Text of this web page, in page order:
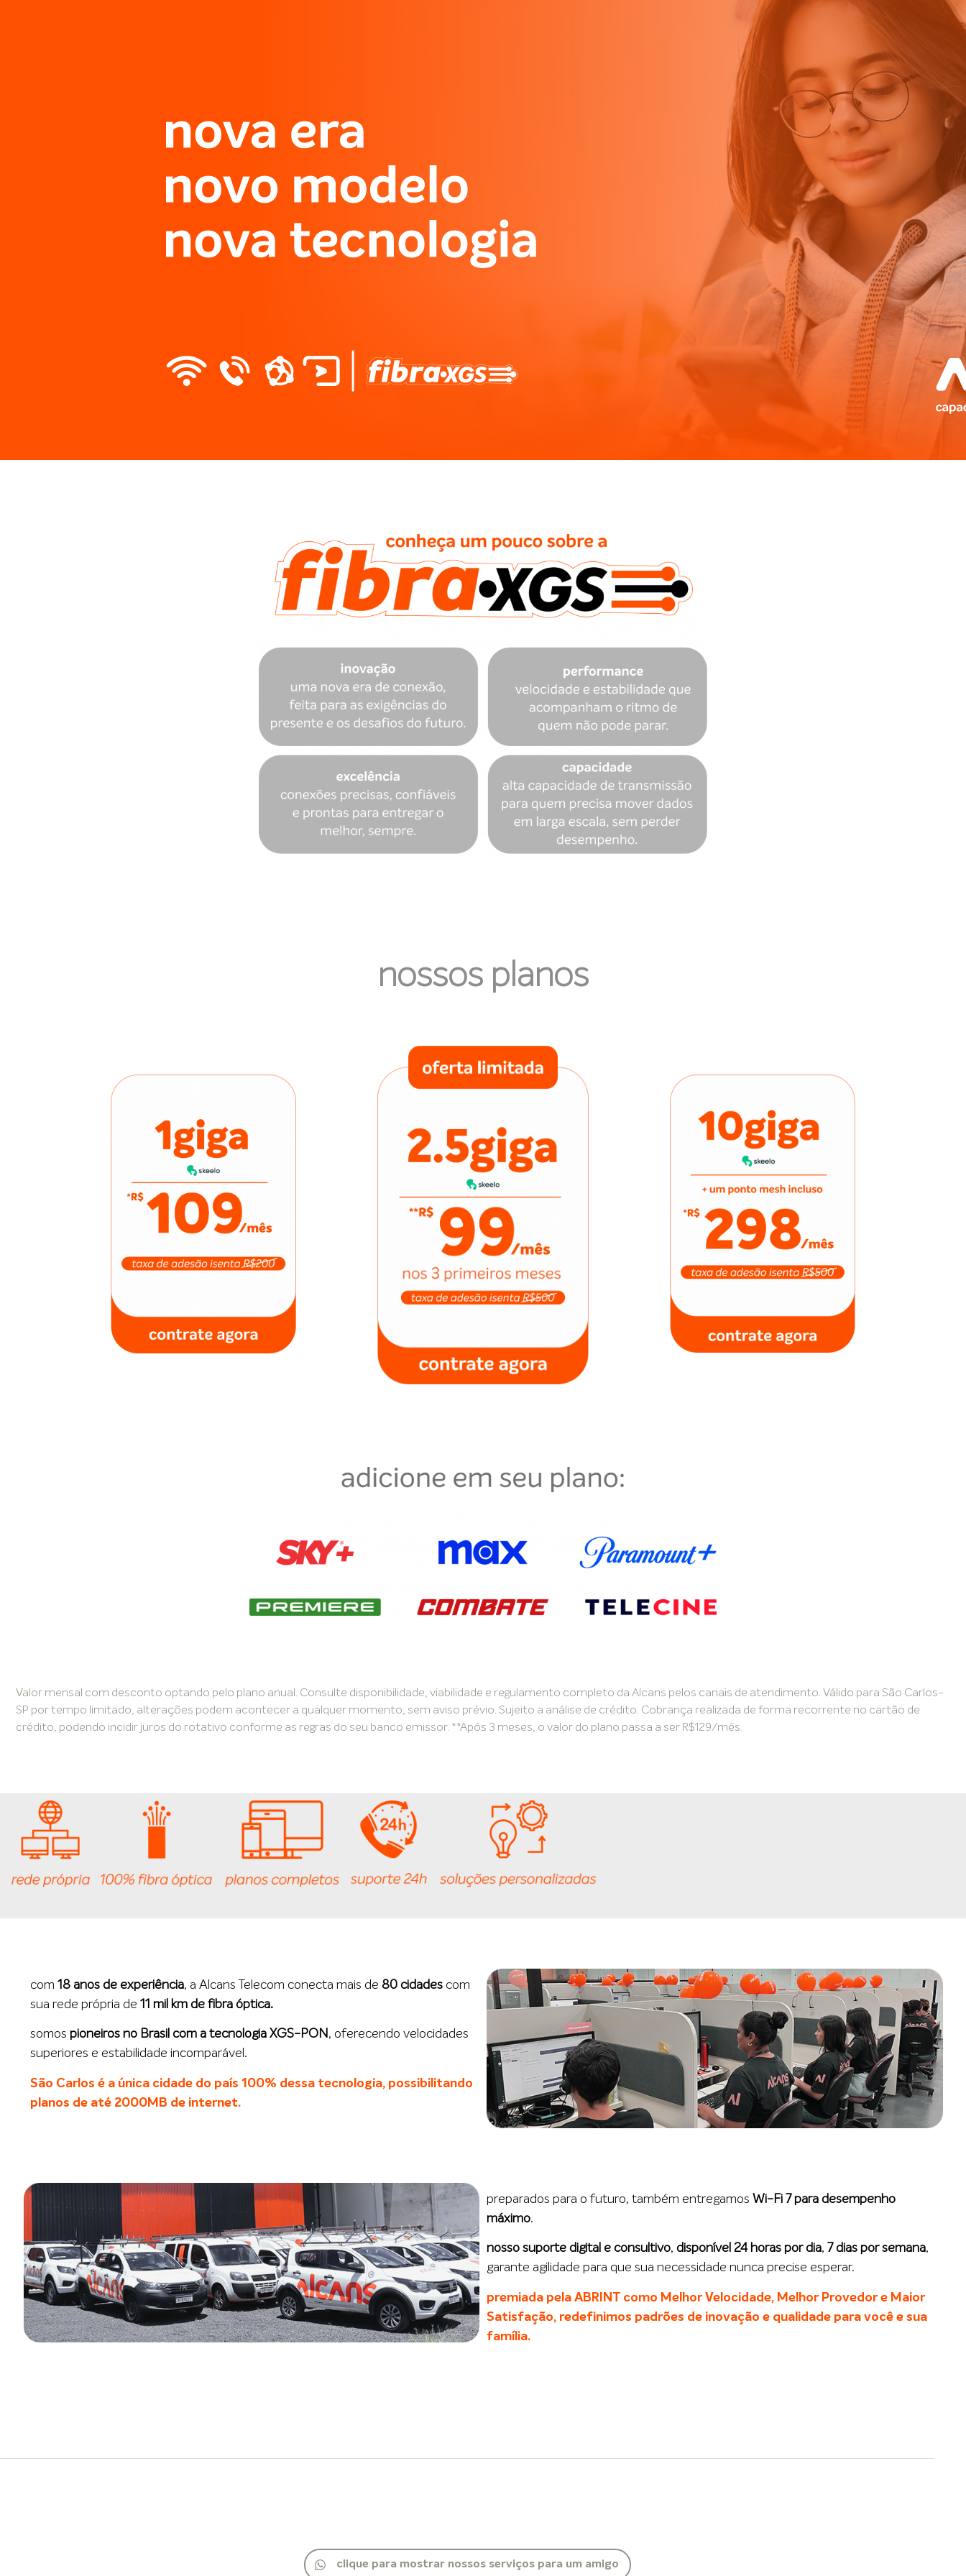
nossos planos
Valor mensal com desconto optando pelo plano anual. Consulte disponibilidade, viabilidade e regulamento completo da Alcans pelos canais de atendimento. Válido para São Carlos-
SP por tempo limitado, alterações podem acontecer a qualquer momento, sem aviso prévio. Sujeito a análise de crédito. Cobrança realizada de forma recorrente no cartão de
crédito, podendo incidir juros do rotativo conforme as regras do seu banco emissor. **Após 3 meses, o valor do plano passa a ser R$129/mês.
com 18 anos de experiência, a Alcans Telecom conecta mais de 80 cidades com
sua rede própria de 11 mil km de fibra óptica.
somos pioneiros no Brasil com a tecnologia XGS-PON, oferecendo velocidades
superiores e estabilidade incomparável.
São Carlos é a única cidade do país 100% dessa tecnologia, possibilitando
planos de até 2000MB de internet.
preparados para o futuro, também entregamos Wi-Fi 7 para desempenho
máximo.
nosso suporte digital e consultivo, disponível 24 horas por dia, 7 dias por semana,
garante agilidade para que sua necessidade nunca precise esperar.
premiada pela ABRINT como Melhor Velocidade, Melhor Provedor e Maior
Satisfação, redefinimos padrões de inovação e qualidade para você e sua
família.
clique para mostrar nossos serviços para um amigo